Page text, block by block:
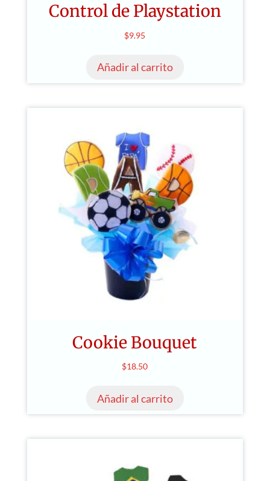
Control de Playstation
$9.95
Añadir al carrito
Cookie Bouquet
$18.50
Añadir al carrito